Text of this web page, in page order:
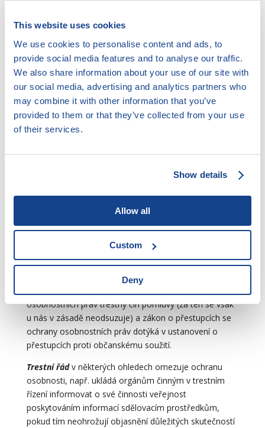
This website uses cookies
We use cookies to personalise content and ads, to
provide social media features and to analyse our traffic.
We also share information about your use of our site with
our social media, advertising and analytics partners who
may combine it with other information that you’ve
provided to them or that they’ve collected from your use
of their services.
Show details
Allow all
Custom
Deny
Právo na dodatečné sdělení
vysílání uveřejněno sdělení například o zahájení
trestního řízení, avšak toto řízení nebylo ukončeno
pravomocným rozhodnutím. V tom případě může
fyzická osoba požadovat uveřejnění informace o
konečném výsledku řízení.
K právu na ochranu osobnosti se v neposlední řadě
se vztahuje na státní orgány, právnické i fyzické osoby,
týkající se ochrany osobních práv zaměstnance. Jsou to
například ustanovení týkající se práva zaměstnance
nahlížet do svého osobního spisu nebo právo domáhat
zaměstnanec nesouhlasí.
osobnostních práv trestný čin pomluvy (za ten se však
u nás v zásadě neodsuzuje) a zákon o přestupcích se
ochrany osobnostních práv dotýká v ustanovení o
přestupcích proti občanskému soužití.
Trestní řádv některých ohledech omezuje ochranu
osobnosti, např. ukládá orgánům činným v trestním
řízení informovat o své činnosti veřejnost
poskytováním informací sdělovacím prostředkům,
pokud tím neohrožují objasnění důležitých skutečností